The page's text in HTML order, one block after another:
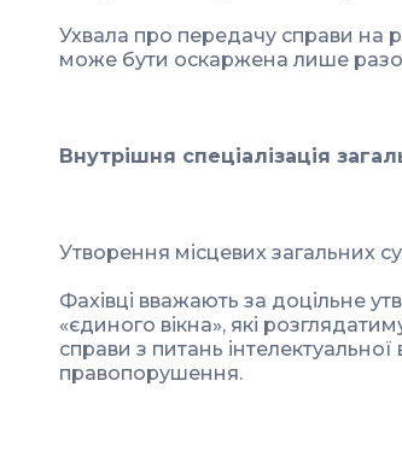
Ухвала про передачу справи на
може бути оскаржена лише
Внутрішня спеціалізація
Утворення місцевих загальних
Фахівці вважають за доцільне
«єдиного вікна», які
справи з питань інтелектуальної
правопорушення.